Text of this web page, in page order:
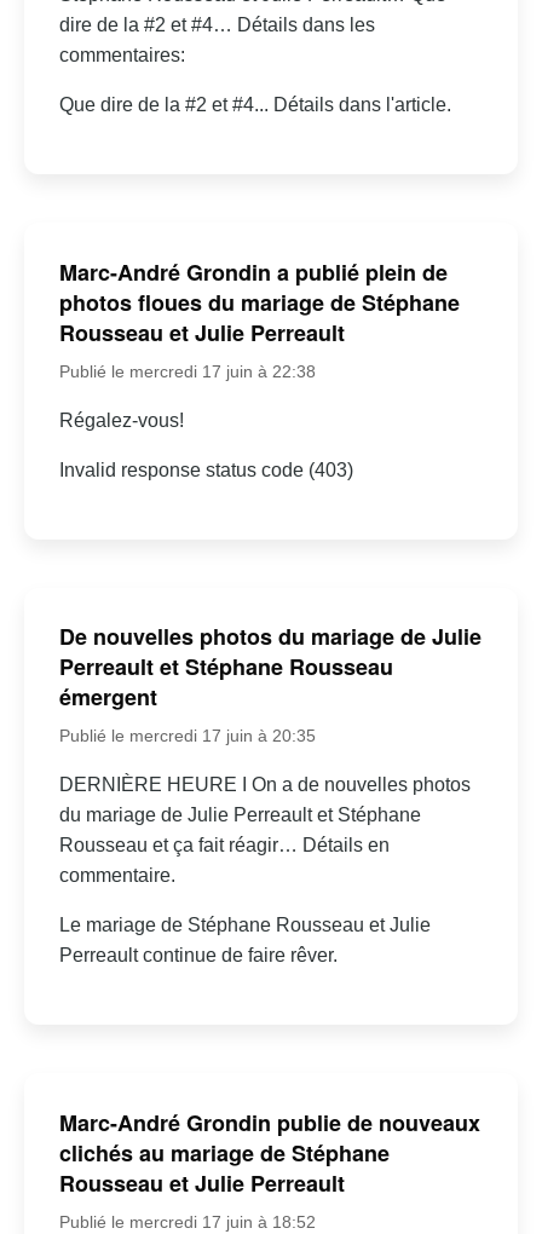
dire de la #2 et #4… Détails dans les
commentaires:
Que dire de la #2 et #4... Détails dans l'article.
Marc-André Grondin a publié plein de
photos floues du mariage de Stéphane
Rousseau et Julie Perreault
Publié le mercredi 17 juin à 22:38
Régalez-vous!
Invalid response status code (403)
De nouvelles photos du mariage de Julie
Perreault et Stéphane Rousseau
émergent
Publié le mercredi 17 juin à 20:35
DERNIÈRE HEURE I On a de nouvelles photos
du mariage de Julie Perreault et Stéphane
Rousseau et ça fait réagir… Détails en
commentaire.
Le mariage de Stéphane Rousseau et Julie
Perreault continue de faire rêver.
Marc-André Grondin publie de nouveaux
clichés au mariage de Stéphane
Rousseau et Julie Perreault
Publié le mercredi 17 juin à 18:52